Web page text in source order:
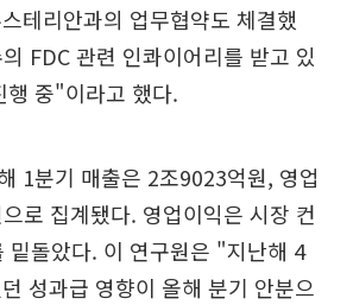
테리안과의 업무협약도 체결했
FDC 관련 인콰이어리를 받고 있
행 중"이라고 했다.
1분기 매출은 2조9023억원, 영업
로 집계됐다. 영업이익은 시장 컨
밑돌았다. 이 연구원은 "지난해 4
성과급 영향이 올해 분기 안분으